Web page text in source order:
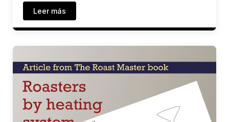
Leer más